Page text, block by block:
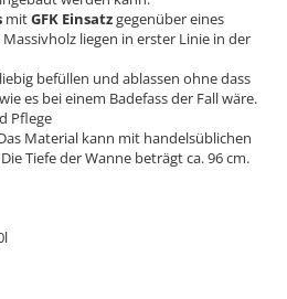
mitGFK Einsatzgegenüber eines
liegen in erster Linie in der
befüllen und ablassen ohne dass
es bei einem Badefass der Fall wäre.
Pflege
Material kann mit handelsüblichen
Tiefe der Wanne beträgt ca. 96 cm.